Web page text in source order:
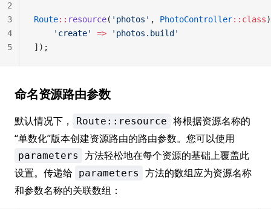
Route:: resource( 'photos' , PhotoController::class)
    'create'
=> 'photos.build'
]);
2
3
4
5
命名资源路由参数
默认情况下， Route::resource 将根据资源名称的
“单数化”版本创建资源路由的路由参数。您可以使用
parameters
方法轻松地在每个资源的基础上覆盖此
设置。传递给 parameters
方法的数组应为资源名称
和参数名称的关联数组：